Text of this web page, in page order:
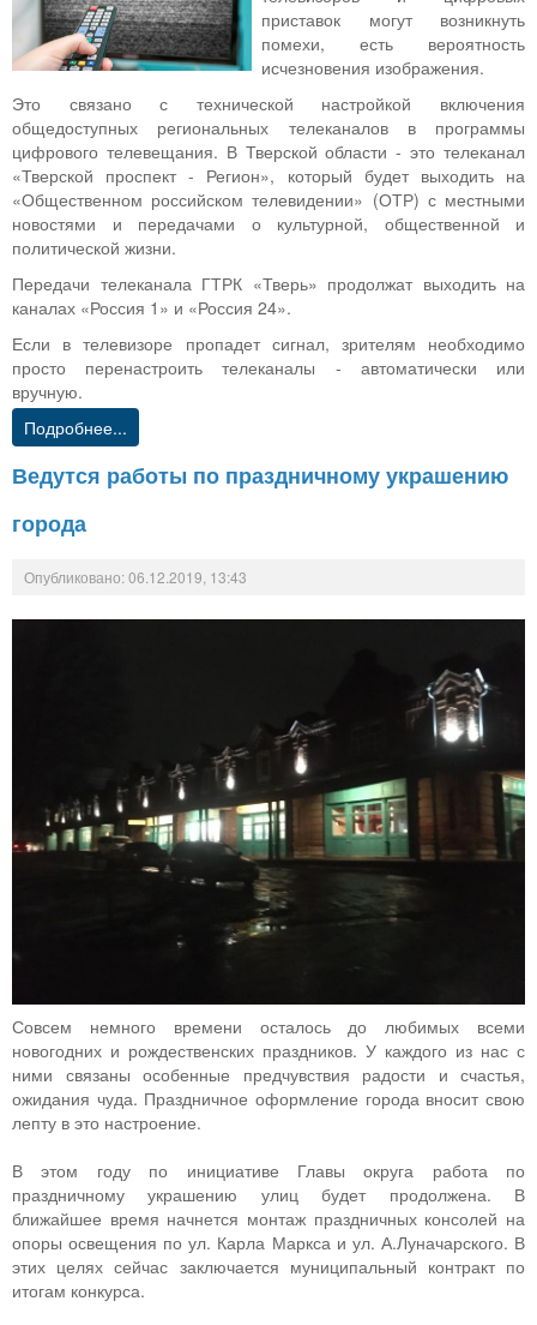
приставок могут возникнуть
помехи, есть вероятность
исчезновения изображения.
Это связано с технической настройкой включения
общедоступных региональных телеканалов в программы
цифрового телевещания. В Тверской области - это телеканал
«Тверской проспект - Регион», который будет выходить на
«Общественном российском телевидении» (ОТР) с местными
новостями и передачами о культурной, общественной и
политической жизни.
Передачи телеканала ГТРК «Тверь» продолжат выходить на
каналах «Россия 1» и «Россия 24».
Если в телевизоре пропадет сигнал, зрителям необходимо
просто перенастроить телеканалы - автоматически или
вручную.
Подробнее...
Ведутся работы по праздничному украшению
города
Опубликовано: 06.12.2019, 13:43
Совсем немного времени осталось до любимых всеми
новогодних и рождественских праздников. У каждого из нас с
ними связаны особенные предчувствия радости и счастья,
ожидания чуда. Праздничное оформление города вносит свою
лепту в это настроение.
В этом году по инициативе Главы округа работа по
праздничному украшению улиц будет продолжена. В
ближайшее время начнется монтаж праздничных консолей на
опоры освещения по ул. Карла Маркса и ул. А.Луначарского. В
этих целях сейчас заключается муниципальный контракт по
итогам конкурса.